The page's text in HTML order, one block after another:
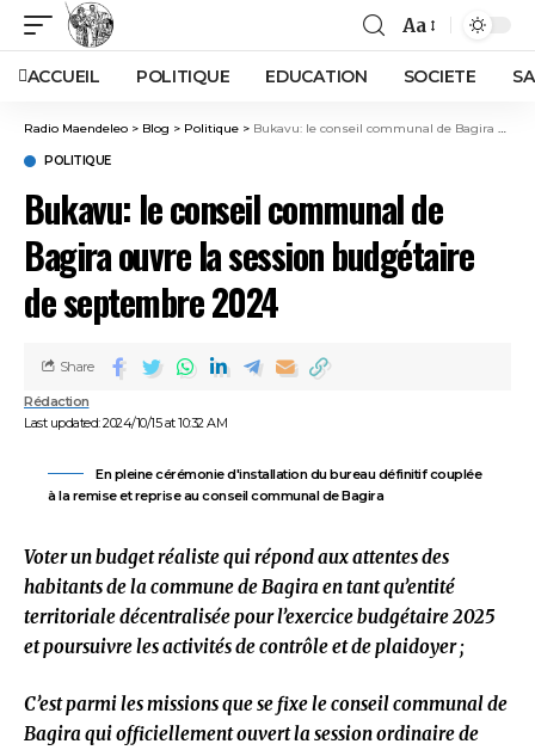
Aa
ACCUEIL POLITIQUE EDUCATION SOCIETE
Radio Maendeleo > Blog > Politique > Bukavu: le conseil communal de Bagira ouvre la session budgétaire de septembre 2024
POLITIQUE
Bukavu: le conseil communal de
Bagira ouvre la session budgétaire
de septembre 2024
Last updated: 2024/10/15 at 10:32 AM
Rédaction
Share
En pleine cérémonie d'installation du bureau définitif couplée
à la remise et reprise au conseil communal de Bagira
Voter un budget réaliste qui répond aux attentes des
habitants de la commune de Bagira en tant qu’entité
territoriale décentralisée pour l’exercice budgétaire 2025
et poursuivre les activités de contrôle et de plaidoyer ;
C’est parmi les missions que se fixe le conseil communal de
Bagira qui officiellement ouvert la session ordinaire de